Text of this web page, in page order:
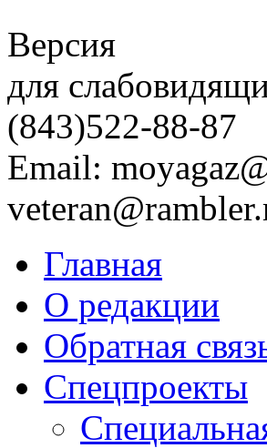
Версия
для
(843)522-88-87
Email:
Главная
О редакции
Обратная
Спецпроекты